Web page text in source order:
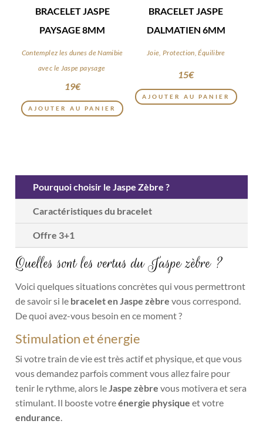
BRACELET JASPE
PAYSAGE 8MM
Contemplez les dunes de Namibie
avec le Jaspe paysage
19€
AJOUTER AU PANIER
BRACELET JASPE
DALMATIEN 6MM
Joie, Protection, Équilibre
15€
AJOUTER AU PANIER
Pourquoi choisir le Jaspe Zèbre ?
Caractéristiques du bracelet
Offre 3+1
Quelles sont les vertus du Jaspe zèbre ?
Voici quelques situations concrètes qui vous permettront
de savoir si le bracelet en Jaspe zèbre vous correspond.
De quoi avez-vous besoin en ce moment ?
Stimulation et énergie
Si votre train de vie est très actif et physique, et que vous
vous demandez parfois comment vous allez faire pour
tenir le rythme, alors leJaspe zèbre vous motivera et sera
stimulant. Il booste votreénergie physique et votre
endurance.